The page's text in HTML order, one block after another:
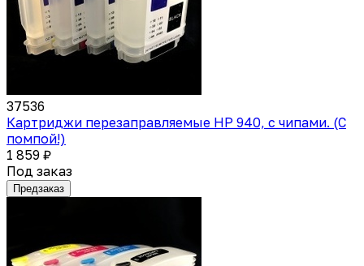
37536
Картриджи перезаправляемые HP 940, с чипами. (С
помпой!)
1 859 ₽
Под заказ
Предзаказ